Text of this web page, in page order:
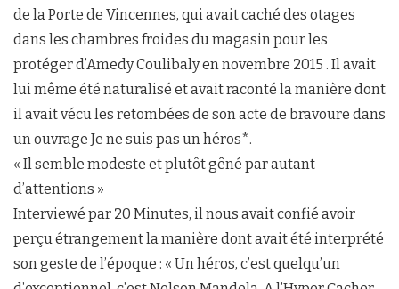
de la Porte de Vincennes, qui avait caché des otages
dans les chambres froides du magasin pour les
protéger d’Amedy Coulibaly en novembre 2015 . Il avait
lui même été naturalisé et avait raconté la manière dont
il avait vécu les retombées de son acte de bravoure dans
un ouvrage Je ne suis pas un héros*.
« Il semble modeste et plutôt gêné par autant
d’attentions »
Interviewé par 20 Minutes, il nous avait confié avoir
perçu étrangement la manière dont avait été interprété
son geste de l’époque : « Un héros, c’est quelqu’un